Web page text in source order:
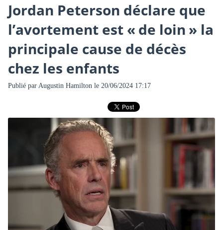
Jordan Peterson déclare que
l’avortement est « de loin » la
principale cause de décès
chez les enfants
Publié par Augustin Hamilton le 20/06/2024 17:17